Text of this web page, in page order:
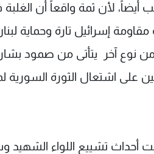
أيضاً، لأن ثمة واقعاً أن
إسرائيل تارة وحماية
نوع آخر يتأتى من صمود بشار
على اشتعال الثورة السورية
أحداث تشييع اللواء الشهيد